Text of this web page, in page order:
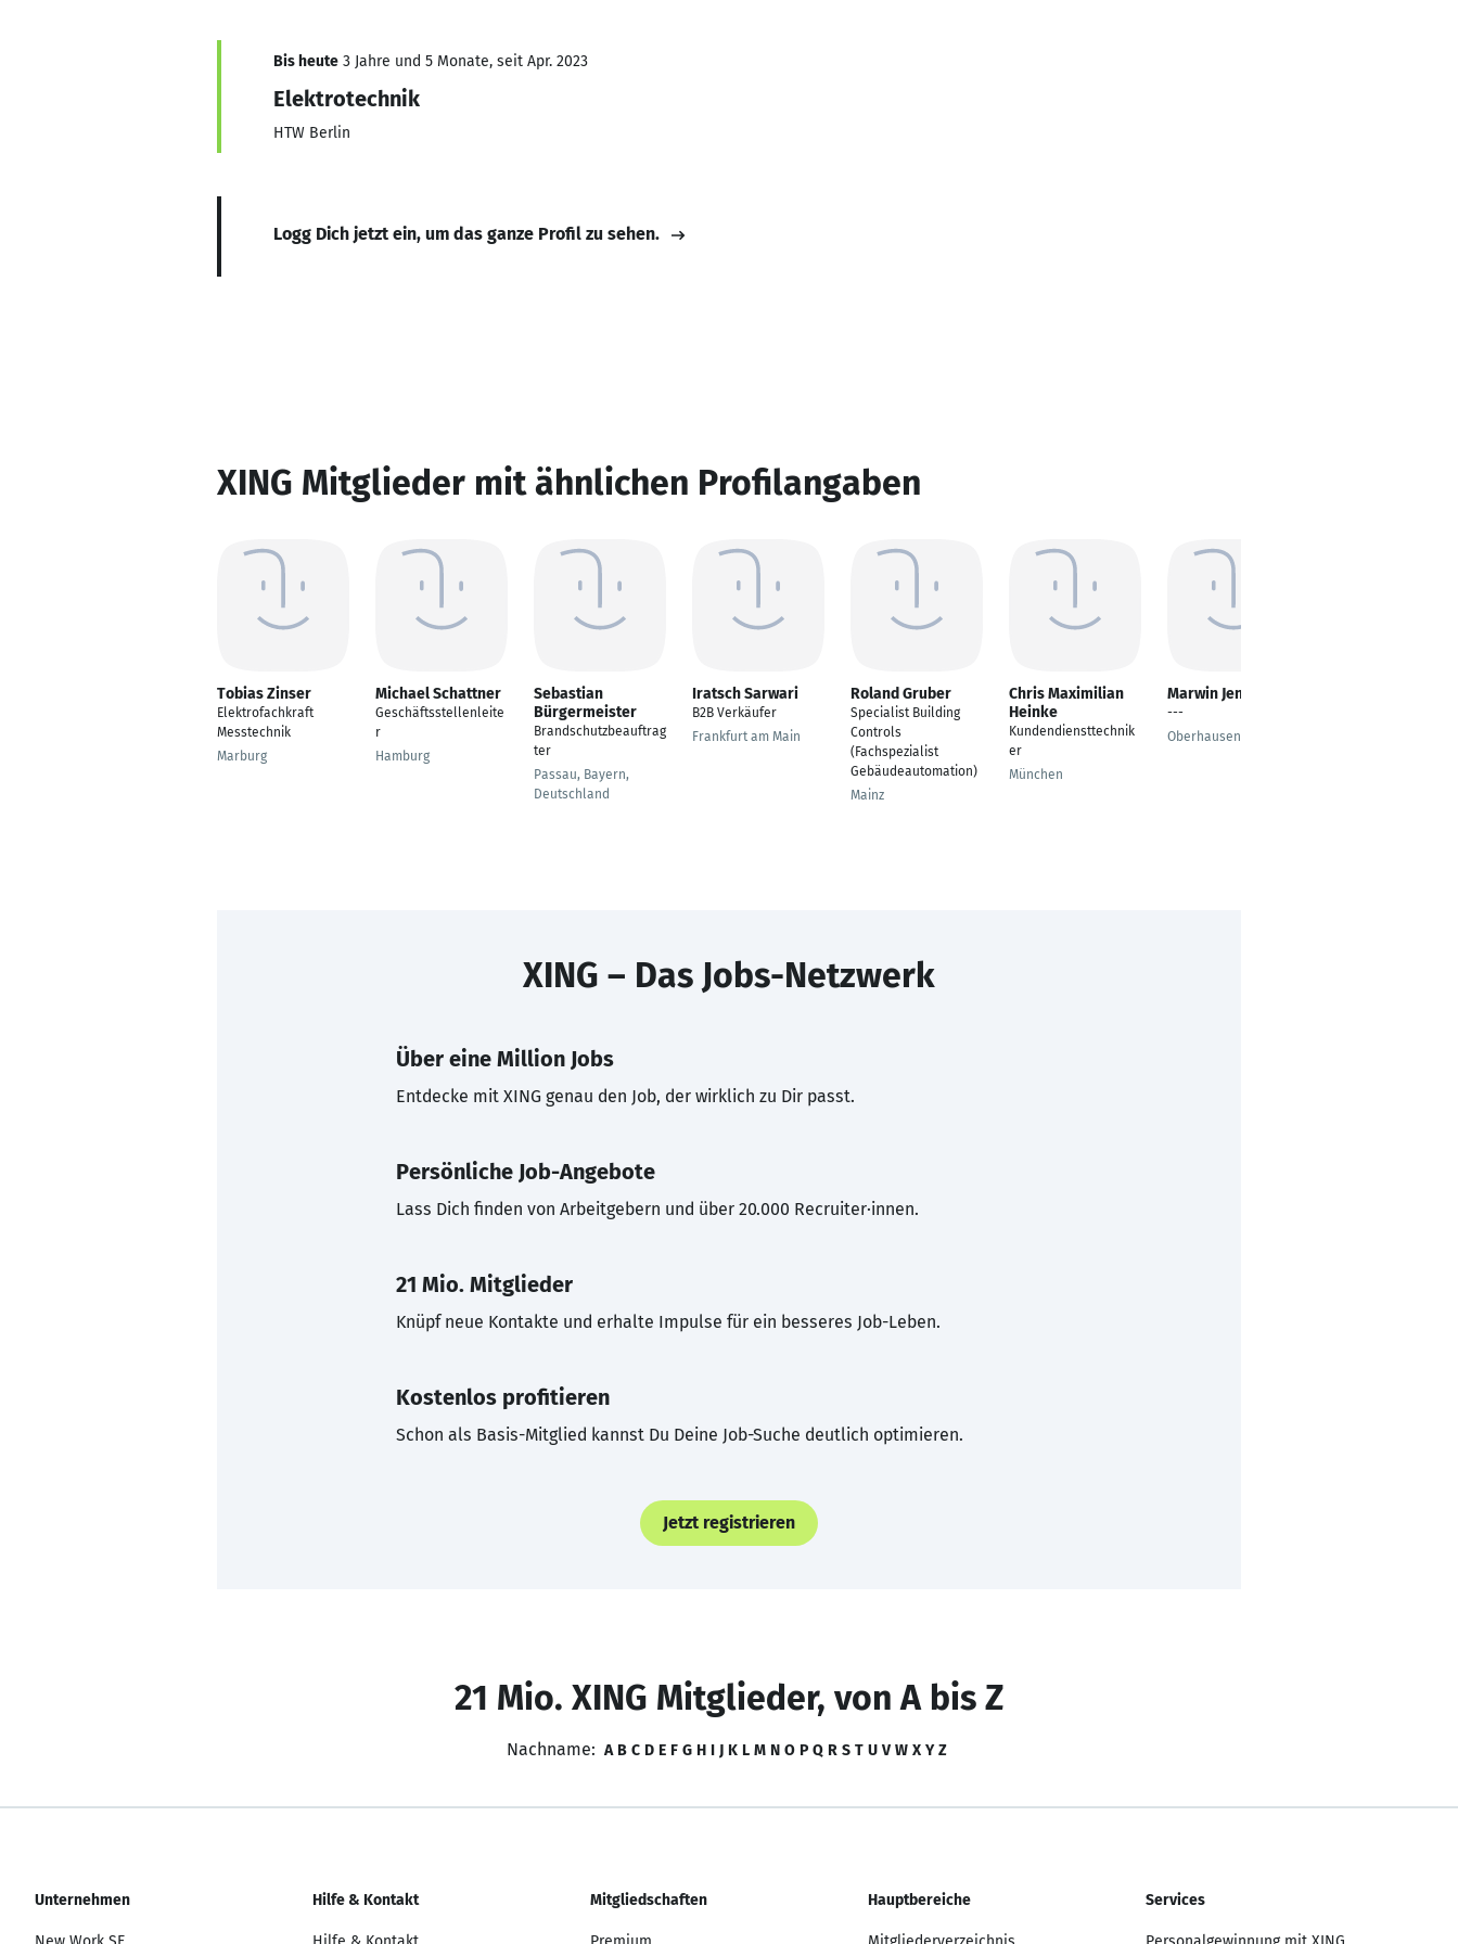
Bis heute 3 Jahre und 5 Monate, seit Apr. 2023
Elektrotechnik
HTW Berlin
Logg Dich jetzt ein, um das ganze Profil zu sehen.
XING Mitglieder mit ähnlichen Profilangaben
Tobias Zinser
Elektrofachkraft
Messtechnik
Marburg
Michael Schattner
Geschäftsstellenleite
r
Hamburg
Sebastian
Bürgermeister
Brandschutzbeauftrag
ter
Passau, Bayern,
Deutschland
Iratsch Sarwari
B2B Verkäufer
Frankfurt am Main
Roland Gruber
Specialist Building
Controls
(Fachspezialist
Gebäudeautomation)
Mainz
Chris Maximilian
Heinke
Kundendiensttechnik
er
München
Marwin Jenske
---
Oberhausen
XING – Das Jobs-Netzwerk
Über eine Million Jobs
Entdecke mit XING genau den Job, der wirklich zu Dir passt.
Persönliche Job-Angebote
Lass Dich finden von Arbeitgebern und über 20.000 Recruiter·innen.
21 Mio. Mitglieder
Knüpf neue Kontakte und erhalte Impulse für ein besseres Job-Leben.
Kostenlos profitieren
Schon als Basis-Mitglied kannst Du Deine Job-Suche deutlich optimieren.
Jetzt registrieren
21 Mio. XING Mitglieder, von A bis Z
Nachname: A B C D E F G H I J K L M N O P Q R S T U V W X Y Z
Unternehmen Hilfe & Kontakt Mitgliedschaften Hauptbereiche Services